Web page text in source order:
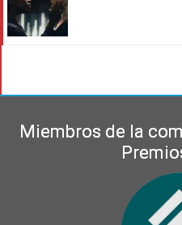
Miembros de la